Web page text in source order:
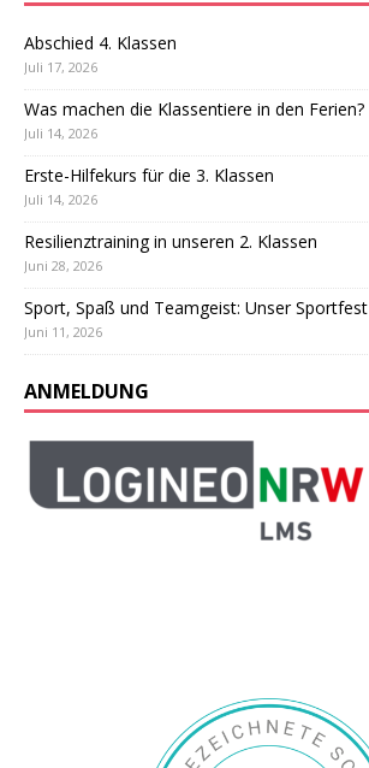
Abschied 4. Klassen
Juli 17, 2026
Was machen die Klassentiere in den Ferien?
Juli 14, 2026
Erste-Hilfekurs für die 3. Klassen
Juli 14, 2026
Resilienztraining in unseren 2. Klassen
Juni 28, 2026
Sport, Spaß und Teamgeist: Unser Sportfest
Juni 11, 2026
ANMELDUNG